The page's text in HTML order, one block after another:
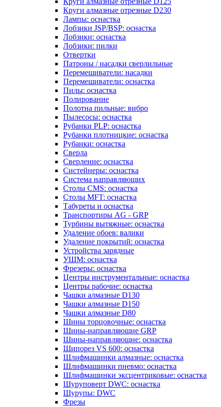
Круги алмазные отрезные D230
Лампы: оснастка
Лобзики JSP/BSP: оснастка
Лобзики: оснастка
Лобзики: пилки
Отвертки
Патроны / насадки сверлильные
Перемешиватели: насадки
Перемешиватели: оснастка
Пилы: оснастка
Полирование
Полотна пильные: вибро
Пылесосы: оснастка
Рубанки PLP: оснастка
Рубанки плотницкие: оснастка
Рубанки: оснастка
Сверла
Сверление: оснастка
Систейнеры: оснастка
Система направляющих
Столы CMS: оснастка
Столы MFT: оснастка
Табуреты и оснастка
Транспортиры AG - GRP
Турбины вытяжные: оснастка
Удаление обоев: валики
Удаление покрытий: оснастка
Устройства зарядные
УШМ: оснастка
Фрезеры: оснастка
Центры инструментальные: оснастка
Центры рабочие: оснастка
Чашки алмазные D130
Чашки алмазные D150
Чашки алмазные D80
Шины торцовочные: оснастка
Шины-направляющие GRP
Шины-направляющие: оснастка
Шипорез VS 600: оснастка
Шлифмашинки алмазные: оснастка
Шлифмашинки пневмо: оснастка
Шлифмашинки эксцентриковые: оснастка
Шуруповерт DWC: оснастка
Шурупы: DWC
Фрезы